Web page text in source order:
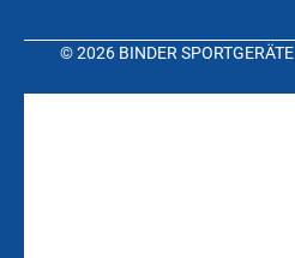
© 2026 BINDER SPORTGERÄTE